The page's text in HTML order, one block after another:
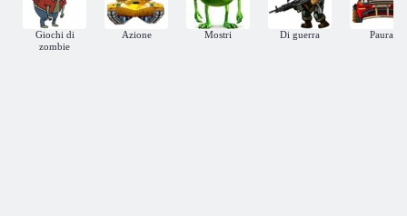
Giochi di
zombie
Azione Mostri Di guerra Paura